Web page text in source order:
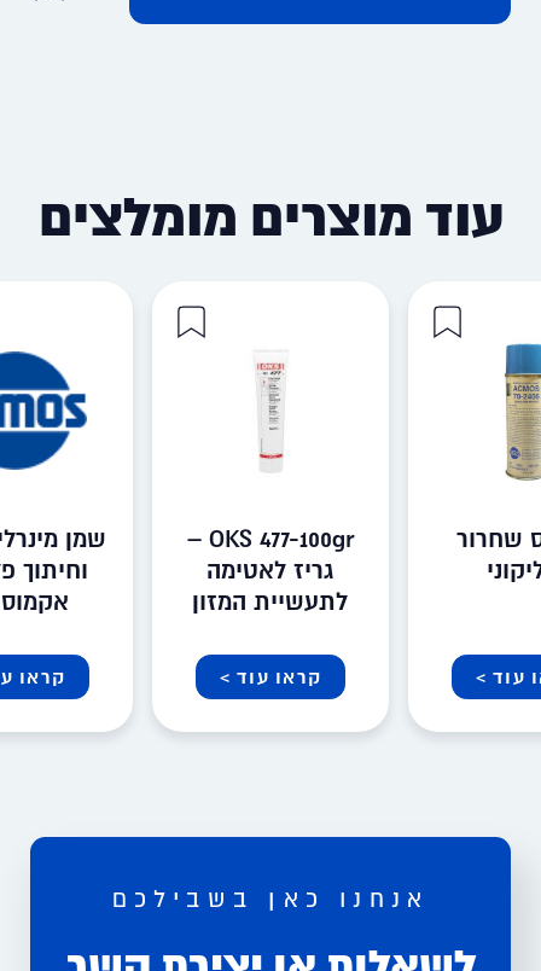
עוד מוצרים מומלצים
שחרור
עוד >
OKS 477-100gr –
גריז לאטימה
לתעשיית המזון
קראו עוד >
שמן
וחיתוך
קראו
אנחנו כאן בשבילכם